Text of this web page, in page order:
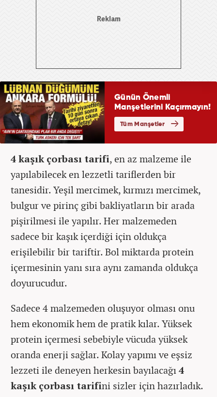
4 kaşık çorbası tarifi, en az malzeme ile
yapılabilecek en lezzetli tariflerden bir
tanesidir. Yeşil mercimek, kırmızı mercimek,
bulgur ve pirinç gibi bakliyatların bir arada
pişirilmesi ile yapılır. Her malzemeden
sadece bir kaşık içerdiği için oldukça
erişilebilir bir tariftir. Bol miktarda protein
içermesinin yanı sıra aynı zamanda oldukça
doyurucudur.
Sadece 4 malzemeden oluşuyor olması onu
hem ekonomik hem de pratik kılar. Yüksek
protein içermesi sebebiyle vücuda yüksek
oranda enerji sağlar. Kolay yapımı ve eşsiz
lezzeti ile deneyen herkesin bayılacağı4
kaşık çorbası tarifini sizler için hazırladık.